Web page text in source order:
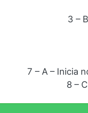
3 –
7 – A – Inicia
8 –